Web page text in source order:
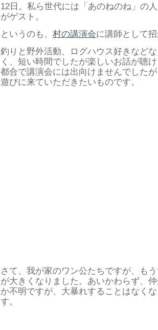
12日。私ら世代には「あのねのね」の
がゲスト。
というのも、 村の講演会に講師として
釣りと野外活動、ログハウス好きなど
く、短い時間でしたが楽しいお話が聴
都合で講演会には出向けませんでした
遊びに来ていただきたいものです。
さて、我が家のワン公たちですが、も
が大きくなりました。あいかわらず、
か不明ですが、大暴れすることはなく
す。